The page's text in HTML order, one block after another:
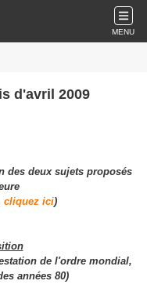
MENU
d'avril 2009
des deux sujets proposés
cliquez ici)
de l'ordre mondial,
années 80)